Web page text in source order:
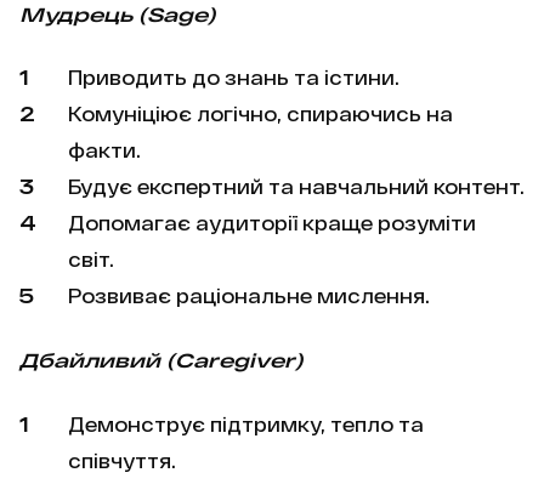
Мудрець (Sage)
Приводить до знань та істини.
Комуніціює логічно, спираючись на
факти.
Будує експертний та навчальний контент.
Допомагає аудиторії краще розуміти
світ.
Розвиває раціональне мислення.
Дбайливий (Caregiver)
Демонструє підтримку, тепло та
співчуття.